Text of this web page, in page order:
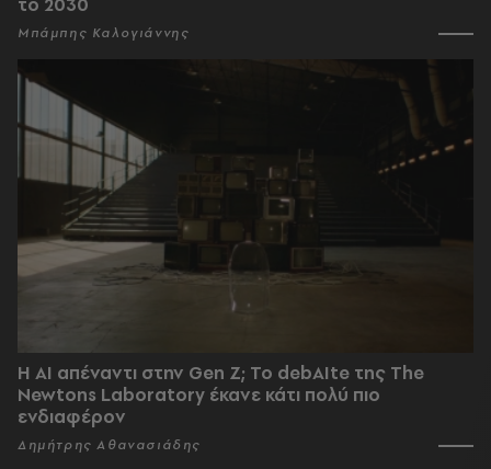
Μπάμπης Καλογιάννης
Η AI απέναντι στην Gen Z; Το debAIte της The
Newtons Laboratory έκανε κάτι πολύ πιο
ενδιαφέρον
Δημήτρης Αθανασιάδης